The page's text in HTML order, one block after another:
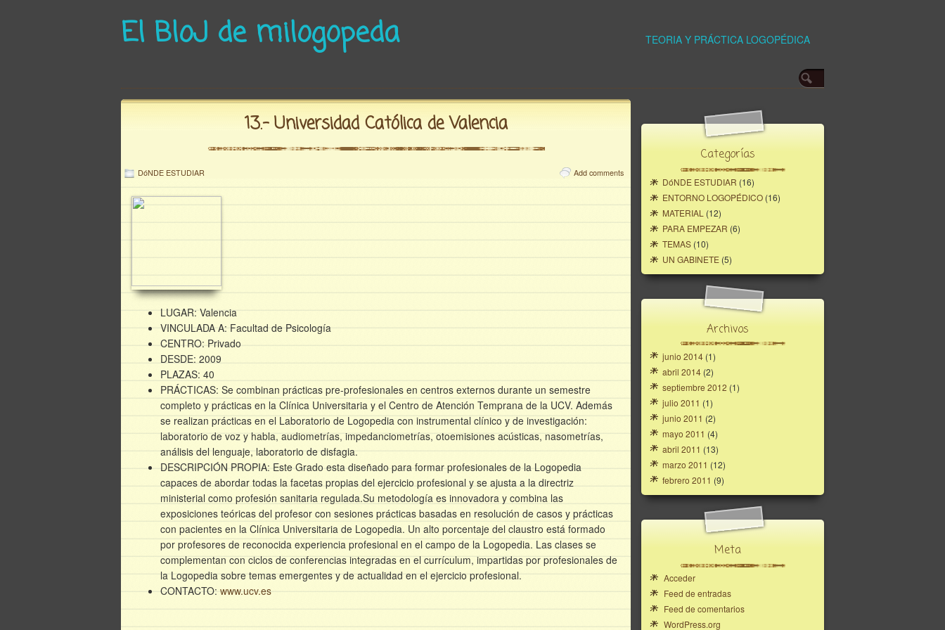
El BloJ de milogopeda TEORIA Y PRÁCTICA LOGOPÉDICA
13.- Universidad Católica de Valencia
DóNDE ESTUDIAR Add comments
LUGAR: Valencia
VINCULADA A: Facultad de Psicología
CENTRO: Privado
DESDE: 2009
PLAZAS: 40
PRÁCTICAS: Se combinan prácticas pre-profesionales en centros externos durante un semestre
completo y prácticas en la Clínica Universitaria y el Centro de Atención Temprana de la UCV. Además
se realizan prácticas en el Laboratorio de Logopedia con instrumental clínico y de investigación:
laboratorio de voz y habla, audiometrías, impedanciometrías, otoemisiones acústicas, nasometrías,
análisis del lenguaje, laboratorio de disfagia.
DESCRIPCIÓN PROPIA: Este Grado esta diseñado para formar profesionales de la Logopedia
capaces de abordar todas la facetas propias del ejercicio profesional y se ajusta a la directriz
ministerial como profesión sanitaria regulada.Su metodología es innovadora y combina las
exposiciones teóricas del profesor con sesiones prácticas basadas en resolución de casos y prácticas
con pacientes en la Clínica Universitaria de Logopedia. Un alto porcentaje del claustro está formado
por profesores de reconocida experiencia profesional en el campo de la Logopedia. Las clases se
complementan con ciclos de conferencias integradas en el currículum, impartidas por profesionales de
la Logopedia sobre temas emergentes y de actualidad en el ejercicio profesional.
CONTACTO: www.ucv.es
Categorías
DóNDE ESTUDIAR (16)
ENTORNO LOGOPÉDICO (16)
MATERIAL (12)
PARA EMPEZAR (6)
TEMAS (10)
UN GABINETE (5)
Archivos
junio 2014 (1)
abril 2014 (2)
septiembre 2012 (1)
julio 2011 (1)
junio 2011 (2)
mayo 2011 (4)
abril 2011 (13)
marzo 2011 (12)
febrero 2011 (9)
Meta
Acceder
Feed de entradas
Feed de comentarios
WordPress.org